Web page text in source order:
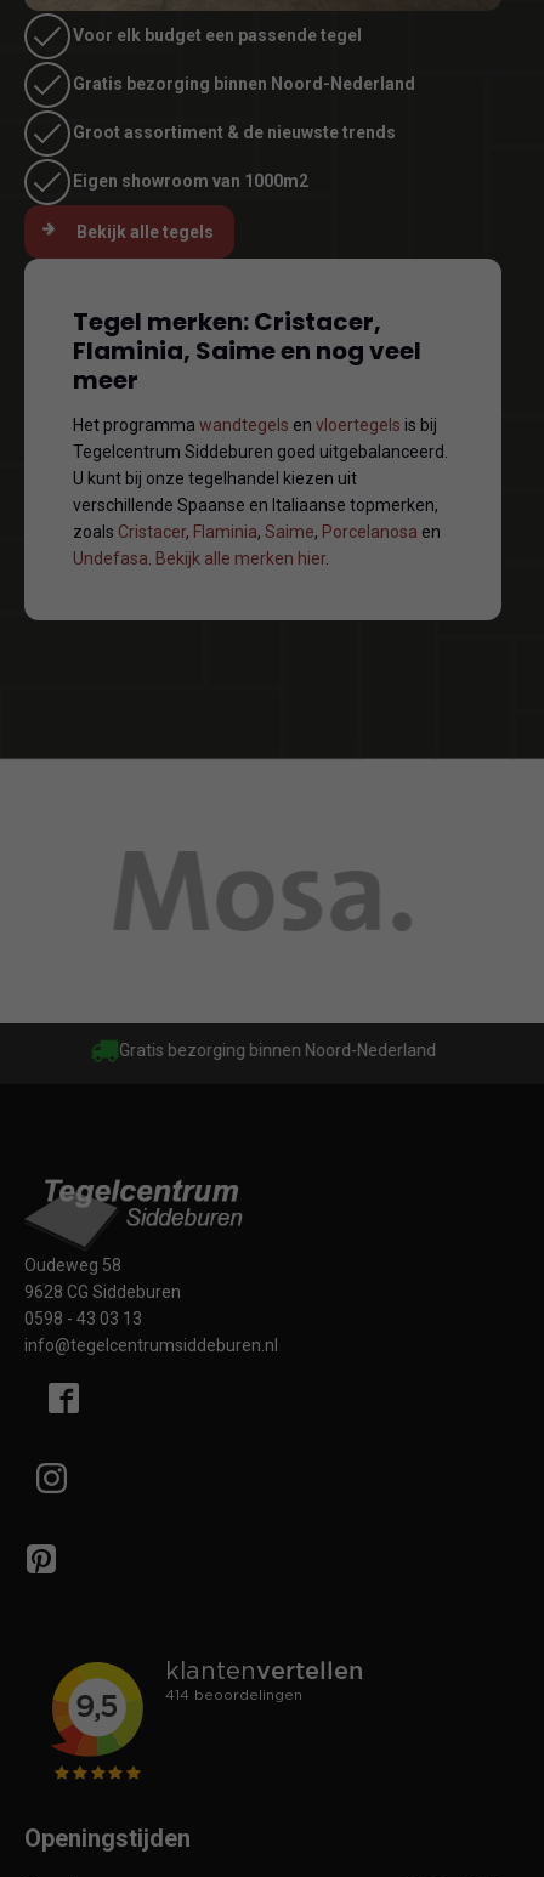
Voor elk budget een passende tegel
Gratis bezorging binnen Noord-Nederland
Groot assortiment & de nieuwste trends
Eigen showroom van 1000m2
Bekijk alle tegels
Tegel merken: Cristacer,
Flaminia, Saime en nog veel
meer
Het programma wandtegels en vloertegels is bij
Tegelcentrum Siddeburen goed uitgebalanceerd.
U kunt bij onze tegelhandel kiezen uit
verschillende Spaanse en Italiaanse topmerken,
zoals Cristacer, Flaminia, Saime, Porcelanosa en
Undefasa Bekijk alle merken hier.
Gratis bezorging binnen Noord-Nederland
Oudeweg 58
9628 CG Siddeburen
0598 - 43 03 13
info@tegelcentrumsiddeburen.nl
Openingstijden